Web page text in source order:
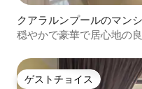
クアラルンプールのマン
穏やかで豪華で居心地の
ゲストチョイス
ゲストチョイス